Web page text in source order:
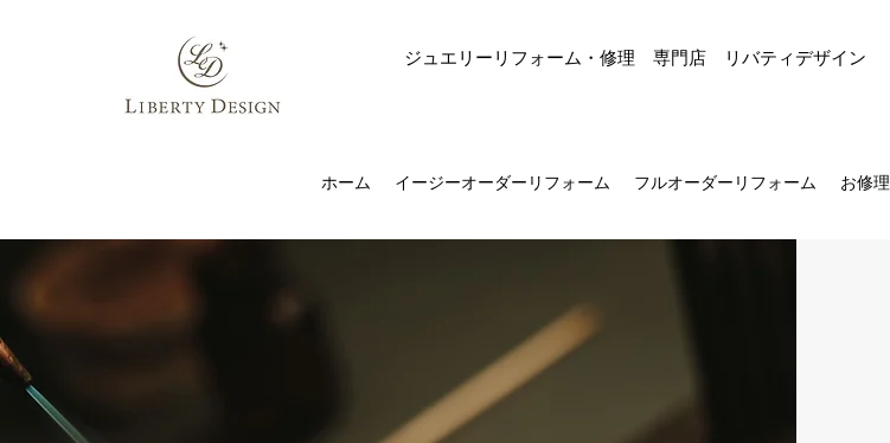
ジュエリーリフォーム・修理 専門店 リバティデザイン
ホーム イージーオーダーリフォーム フルオーダーリフォーム お修理